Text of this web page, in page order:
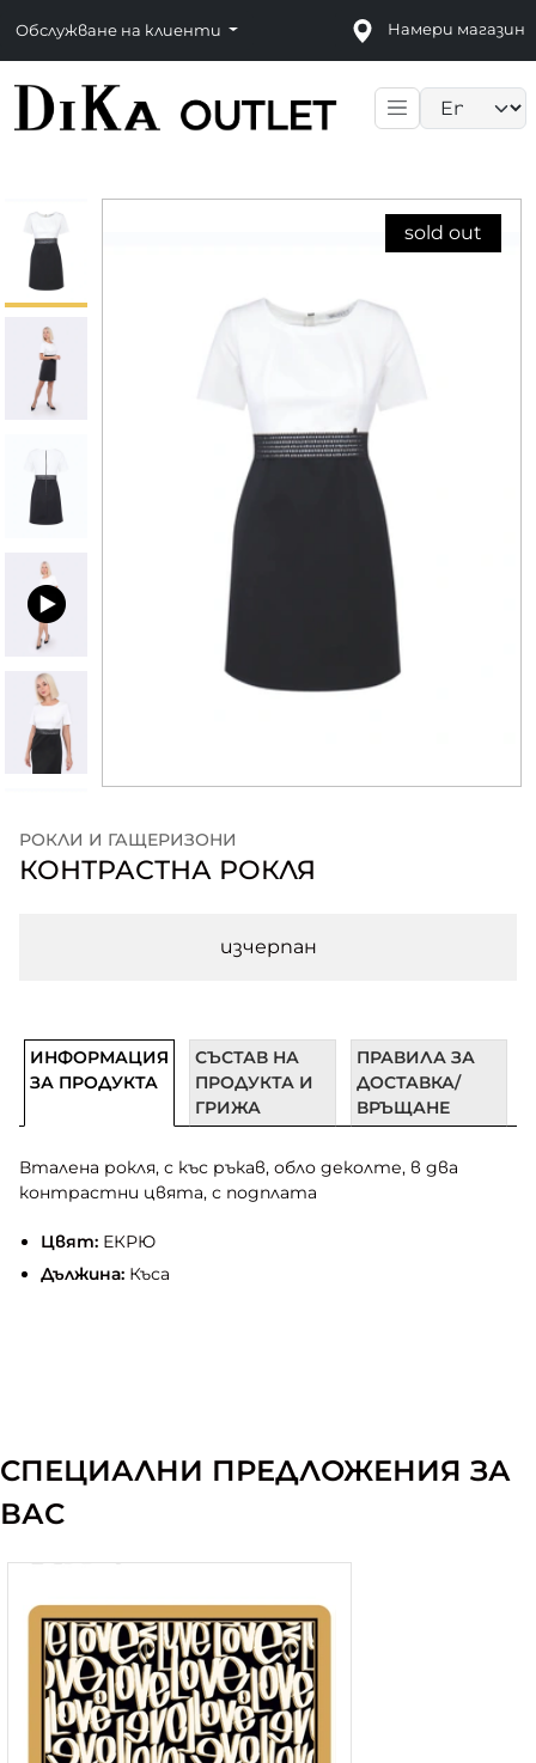
Обслужване на клиенти Намери магазин
sold out
РОКЛИ И ГАЩЕРИЗОНИ
КОНТРАСТНА РОКЛЯ
изчерпан
ИНФОРМАЦИЯ
ЗА ПРОДУКТА
СЪСТАВ НА
ПРОДУКТА И
ГРИЖА
ПРАВИЛА ЗА
ДОСТАВКА/
ВРЪЩАНЕ
Вталена рокля, с къс ръкав, обло деколте, в два
контрастни цвята, с подплата
Цвят:ЕКРЮ
Дължина:Къса
СПЕЦИАЛНИ ПРЕДЛОЖЕНИЯ ЗА
ВАС